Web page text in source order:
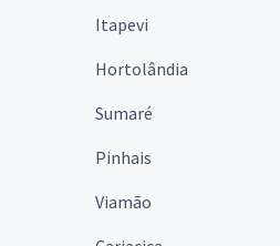
Itapevi
Hortolândia
Sumaré
Pinhais
Viamão